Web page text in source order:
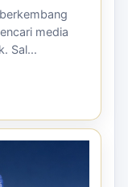
media
Sal...